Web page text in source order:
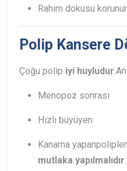
Rahim dokusu korunur
Polip Kansere
Çoğu polip iyi huyludur
Menopoz sonrası
Hızlı büyüyen
Kanama yapan
mutlaka yapılmalıdır